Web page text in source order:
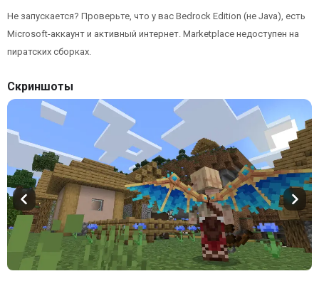
Не запускается? Проверьте, что у вас Bedrock Edition (не Java), есть
Microsoft-аккаунт и активный интернет. Marketplace недоступен на
пиратских сборках.
Скриншоты